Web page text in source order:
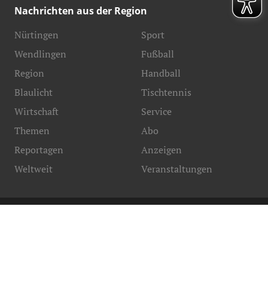
Nachrichten aus der Region
Nürtingen
Wendlingen
Region
Blaulicht
Sport
Fußball
Handball
Tischtennis
Wirtschaft
Themen
Reportagen
Weltweit
Service
Abo
Anzeigen
Veranstaltungen